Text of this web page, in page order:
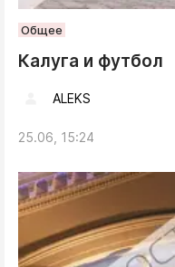
Общее
Калуга и футбол
ALEKS
25.06, 15:24